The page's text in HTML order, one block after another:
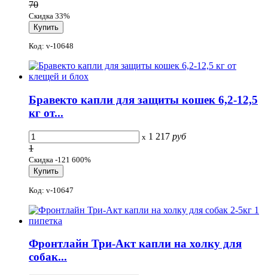
70
Скидка 33%
Код: v-10648
Бравекто капли для защиты кошек 6,2-12,5
кг от...
x 1 217 руб
1
Скидка -121 600%
Код: v-10647
Фронтлайн Три-Акт капли на холку для
собак...